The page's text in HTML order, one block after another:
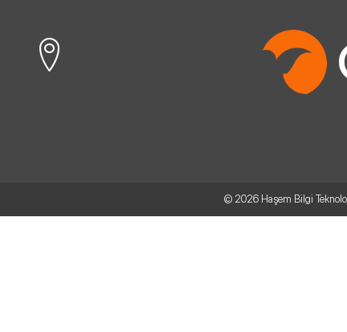
© 2026 Haşem Bilgi